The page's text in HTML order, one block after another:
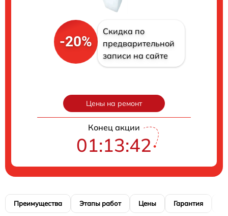
-20%
Скидка по
предварительной
записи на сайте
Цены на ремонт
Конец акции
01:13:39
Преимущества Этапы работ Цены Гарантия